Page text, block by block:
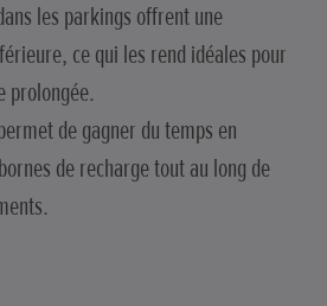
les parkings offrent une
ce qui les rend idéales pour
prolongée.
de gagner du temps en
de recharge tout au long de